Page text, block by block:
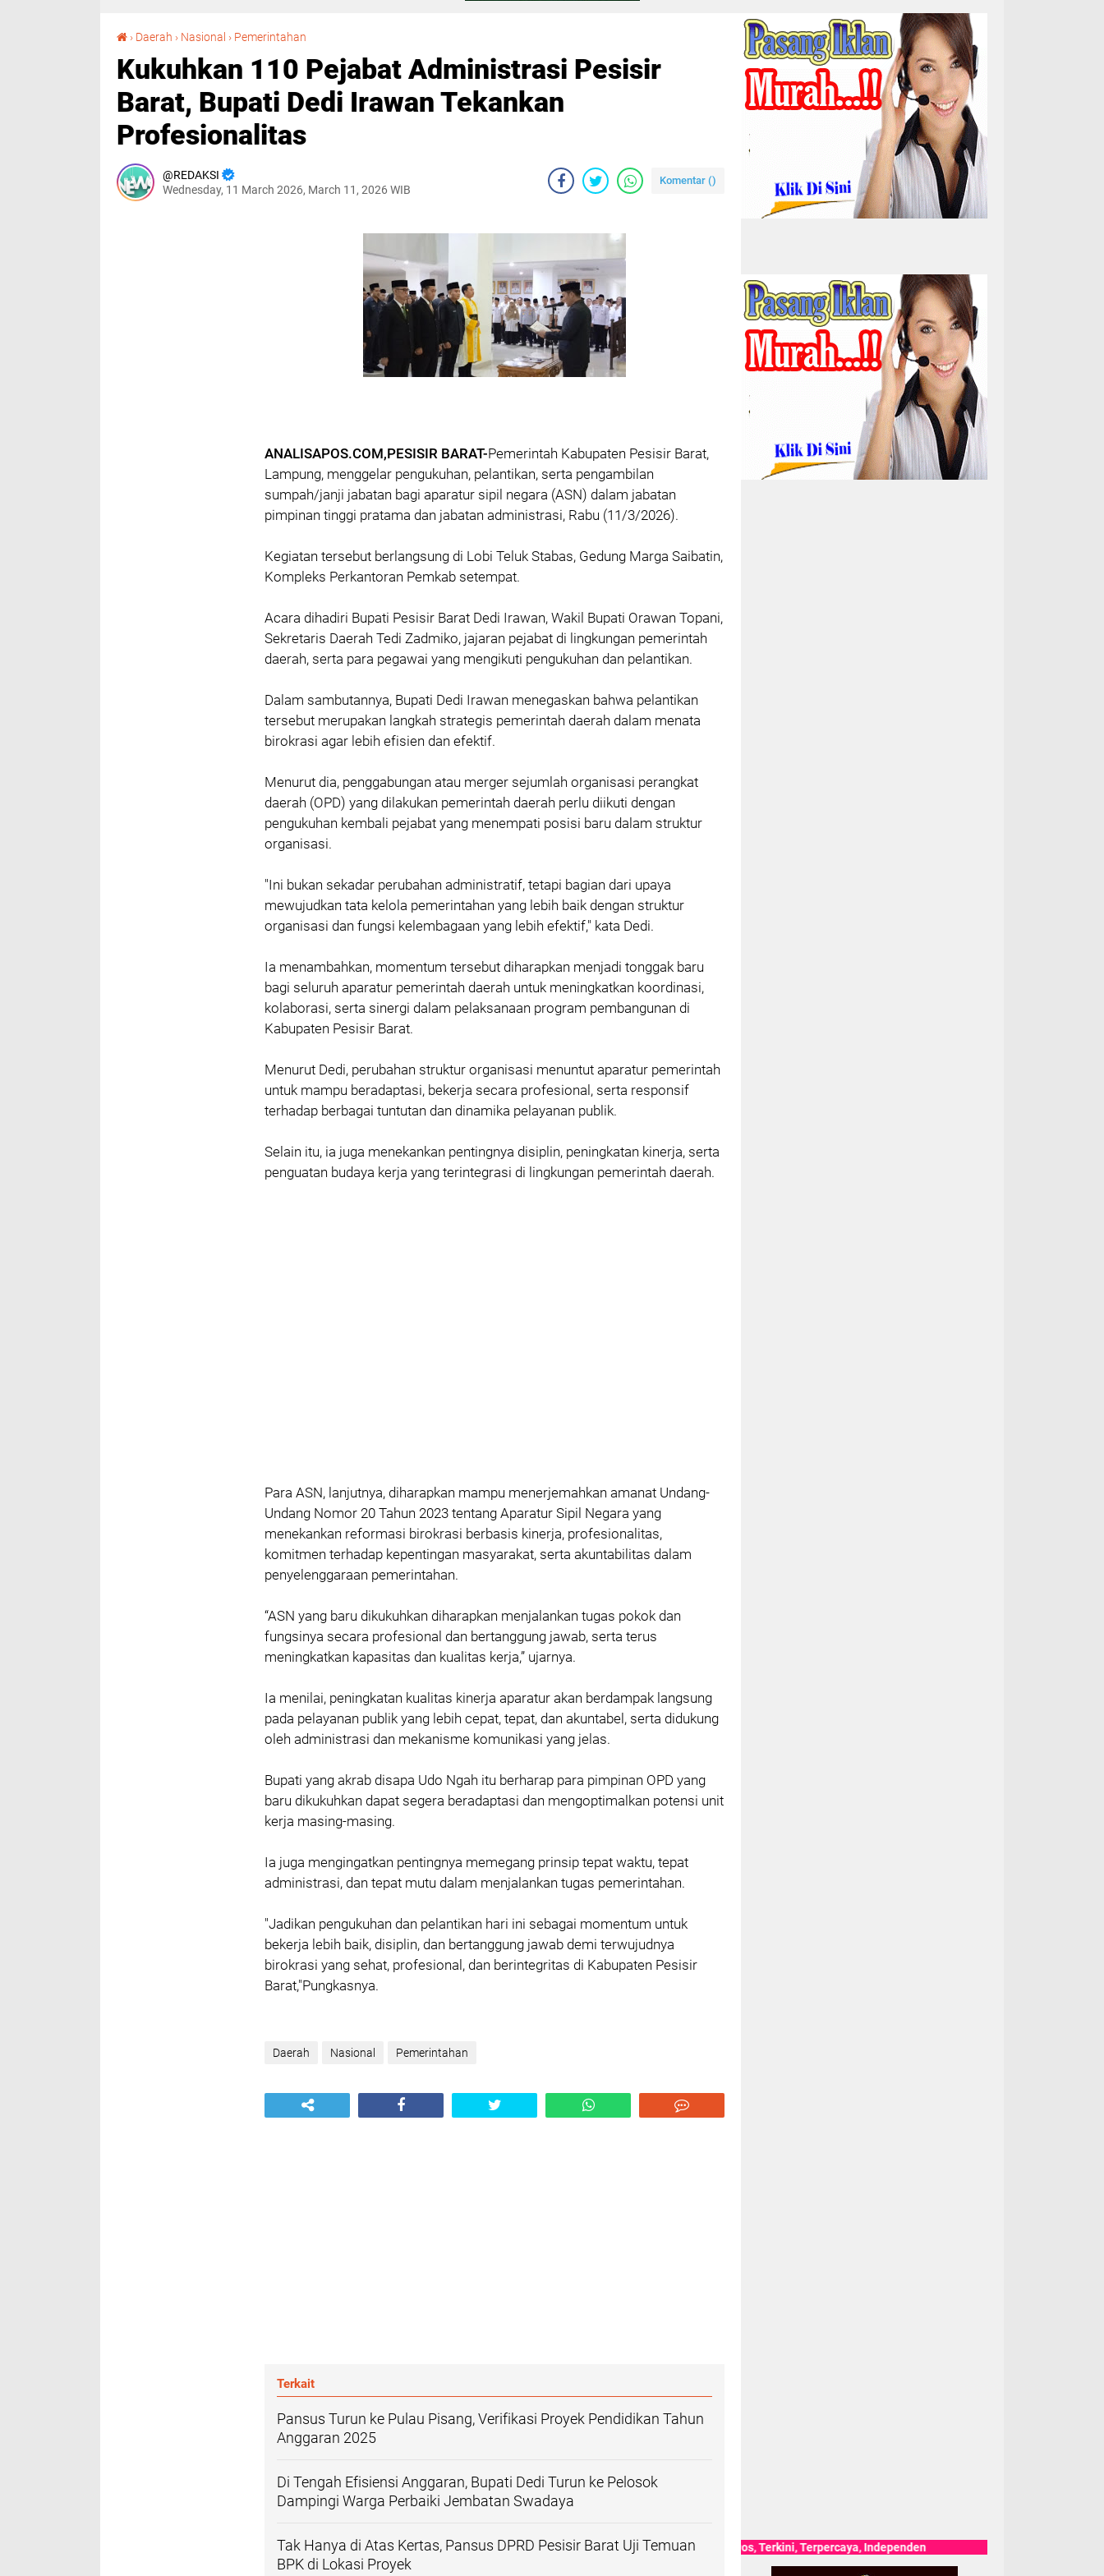
› Daerah › Nasional › Pemerintahan
Kukuhkan 110 Pejabat Administrasi Pesisir
Barat, Bupati Dedi Irawan Tekankan
Profesionalitas
REDAKSI
Wednesday, 11 March 2026, March 11, 2026 WIB
Komentar ()
ANALISAPOS.COM,PESISIR BARAT-Pemerintah Kabupaten Pesisir Barat,
Lampung, menggelar pengukuhan, pelantikan, serta pengambilan
sumpah/janji jabatan bagi aparatur sipil negara (ASN) dalam jabatan
pimpinan tinggi pratama dan jabatan administrasi, Rabu (11/3/2026).
‎Kegiatan tersebut berlangsung di Lobi Teluk Stabas, Gedung Marga Saibatin,
Kompleks Perkantoran Pemkab setempat.
‎Acara dihadiri Bupati Pesisir Barat Dedi Irawan, Wakil Bupati Orawan Topani,
Sekretaris Daerah Tedi Zadmiko, jajaran pejabat di lingkungan pemerintah
daerah, serta para pegawai yang mengikuti pengukuhan dan pelantikan.
‎Dalam sambutannya, Bupati Dedi Irawan menegaskan bahwa pelantikan
tersebut merupakan langkah strategis pemerintah daerah dalam menata
birokrasi agar lebih efisien dan efektif.
‎Menurut dia, penggabungan atau merger sejumlah organisasi perangkat
daerah (OPD) yang dilakukan pemerintah daerah perlu diikuti dengan
pengukuhan kembali pejabat yang menempati posisi baru dalam struktur
organisasi.
‎"Ini bukan sekadar perubahan administratif, tetapi bagian dari upaya
mewujudkan tata kelola pemerintahan yang lebih baik dengan struktur
organisasi dan fungsi kelembagaan yang lebih efektif," kata Dedi.
‎Ia menambahkan, momentum tersebut diharapkan menjadi tonggak baru
bagi seluruh aparatur pemerintah daerah untuk meningkatkan koordinasi,
kolaborasi, serta sinergi dalam pelaksanaan program pembangunan di
Kabupaten Pesisir Barat.
‎Menurut Dedi, perubahan struktur organisasi menuntut aparatur pemerintah
untuk mampu beradaptasi, bekerja secara profesional, serta responsif
terhadap berbagai tuntutan dan dinamika pelayanan publik.
‎Selain itu, ia juga menekankan pentingnya disiplin, peningkatan kinerja, serta
penguatan budaya kerja yang terintegrasi di lingkungan pemerintah daerah.
‎Para ASN, lanjutnya, diharapkan mampu menerjemahkan amanat Undang-
Undang Nomor 20 Tahun 2023 tentang Aparatur Sipil Negara yang
menekankan reformasi birokrasi berbasis kinerja, profesionalitas,
komitmen terhadap kepentingan masyarakat, serta akuntabilitas dalam
penyelenggaraan pemerintahan.
‎“ASN yang baru dikukuhkan diharapkan menjalankan tugas pokok dan
fungsinya secara profesional dan bertanggung jawab, serta terus
meningkatkan kapasitas dan kualitas kerja,” ujarnya.
‎Ia menilai, peningkatan kualitas kinerja aparatur akan berdampak langsung
pada pelayanan publik yang lebih cepat, tepat, dan akuntabel, serta didukung
oleh administrasi dan mekanisme komunikasi yang jelas.
‎Bupati yang akrab disapa Udo Ngah itu berharap para pimpinan OPD yang
baru dikukuhkan dapat segera beradaptasi dan mengoptimalkan potensi unit
kerja masing-masing.
‎Ia juga mengingatkan pentingnya memegang prinsip tepat waktu, tepat
administrasi, dan tepat mutu dalam menjalankan tugas pemerintahan.
‎"Jadikan pengukuhan dan pelantikan hari ini sebagai momentum untuk
bekerja lebih baik, disiplin, dan bertanggung jawab demi terwujudnya
birokrasi yang sehat, profesional, dan berintegritas di Kabupaten Pesisir
Barat,"Pungkasnya.
Daerah Nasional Pemerintahan
Terkait
Pansus Turun ke Pulau Pisang, Verifikasi Proyek Pendidikan Tahun
Anggaran 2025
Di Tengah Efisiensi Anggaran, Bupati Dedi Turun ke Pelosok
Dampingi Warga Perbaiki Jembatan Swadaya ‎
Tak Hanya di Atas Kertas, Pansus DPRD Pesisir Barat Uji Temuan
BPK di Lokasi Proyek ‎
AnalisaPos, Terkini, Terpercaya, Independen